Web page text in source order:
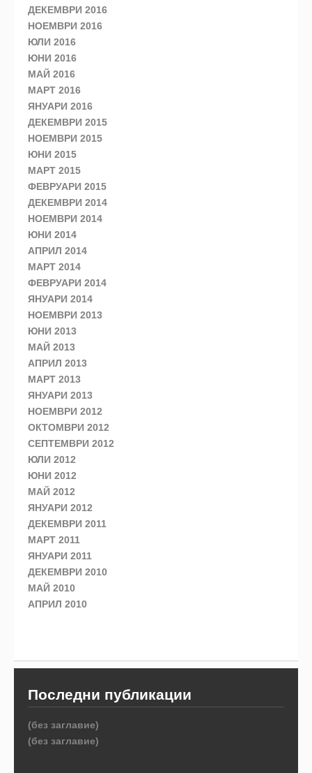
ДЕКЕМВРИ 2016
НОЕМВРИ 2016
ЮЛИ 2016
ЮНИ 2016
МАЙ 2016
МАРТ 2016
ЯНУАРИ 2016
ДЕКЕМВРИ 2015
НОЕМВРИ 2015
ЮНИ 2015
МАРТ 2015
ФЕВРУАРИ 2015
ДЕКЕМВРИ 2014
НОЕМВРИ 2014
ЮНИ 2014
АПРИЛ 2014
МАРТ 2014
ФЕВРУАРИ 2014
ЯНУАРИ 2014
НОЕМВРИ 2013
ЮНИ 2013
МАЙ 2013
АПРИЛ 2013
МАРТ 2013
ЯНУАРИ 2013
НОЕМВРИ 2012
ОКТОМВРИ 2012
СЕПТЕМВРИ 2012
ЮЛИ 2012
ЮНИ 2012
МАЙ 2012
ЯНУАРИ 2012
ДЕКЕМВРИ 2011
МАРТ 2011
ЯНУАРИ 2011
ДЕКЕМВРИ 2010
МАЙ 2010
АПРИЛ 2010
Последни публикации
(без заглавие)
(без заглавие)